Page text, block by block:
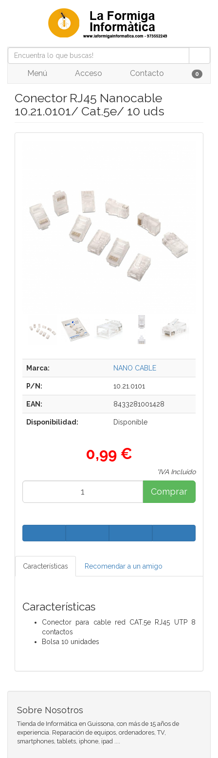
Menú Acceso Contacto 0
Conector RJ45 Nanocable
10.21.0101/ Cat.5e/ 10 uds
Marca: NANO CABLE
P/N: 10.21.0101
EAN: 8433281001428
Disponibilidad: Disponible
0,99 €
*IVA Incluido
Comprar
Características Recomendar a un amigo
Características
Conector para cable red CAT.5e RJ45 UTP 8
contactos
Bolsa 10 unidades
Sobre Nosotros
Tienda de Informática en Guissona, con más de 15 años de
experiencia. Reparación de equipos, ordenadores, TV,
smartphones, tablets, iphone, ipad ....